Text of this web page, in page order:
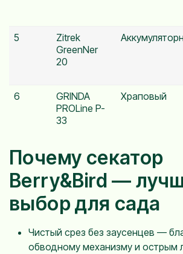
5
Zitrek
GreenNer
20
6
GRINDA
PROLine P-
33
Храповый
Почему секатор
Berry&Bird —
выбор для сада
Чистый срез без заусенцев —
обводному механизму и острым